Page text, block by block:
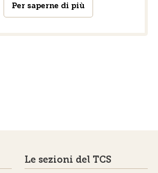
Per saperne di più
Le sezioni del TCS